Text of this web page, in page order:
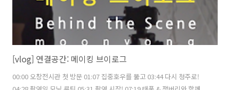
[vlog] 연결공간: 메이킹 브이로그
00:00 오창전시관 첫 방문 01:07 집중호우를 뚫고 03:44 다시 청주로!